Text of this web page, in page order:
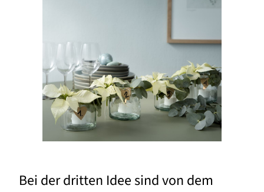
Bei der dritten Idee sind von dem